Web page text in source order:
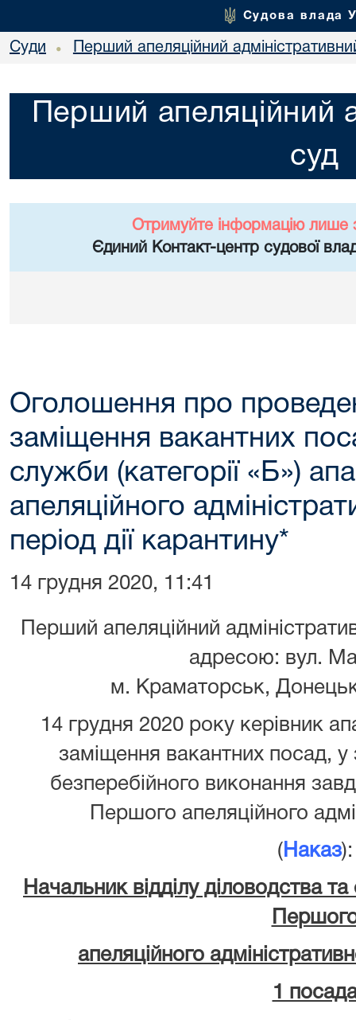
Судова влада
Суди • Перший апеляційний
Перший апеляційний
суд
Отримуйте інформацію лише
Єдиний Контакт-центр судової
Оголошення про
заміщення вакантних
служби (категорії «Б»)
апеляційного
період дії карантину*
14 грудня 2020, 11:41
Перший апеляційний
адресою: вул.
м. Краматорськ,
14 грудня 2020 року керівник
заміщення вакантних посад, у
безперебійного виконання
Першого апеляційного
( Н аказ):
Начальник відділу діловодства
апеляційного
1